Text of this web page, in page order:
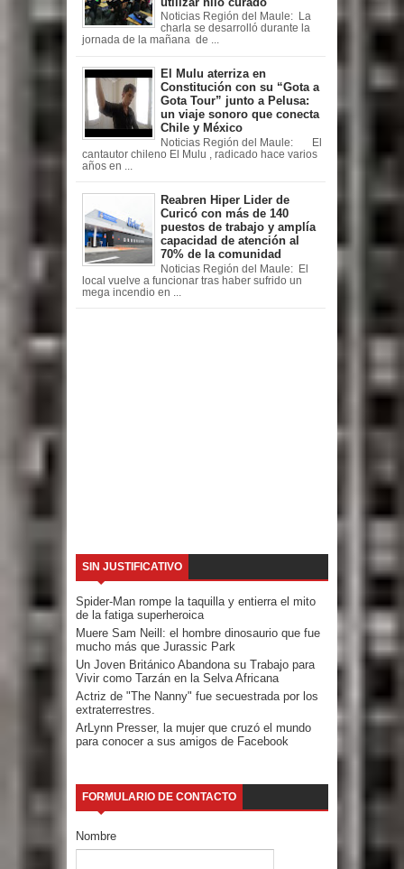
Noticias Región del Maule: La
charla se desarrolló durante la
jornada de la mañana de ...
El Mulu aterriza en
Constitución con su “Gota a
Gota Tour” junto a Pelusa:
un viaje sonoro que conecta
Chile y México
Noticias Región del Maule: El
cantautor chileno El Mulu , radicado hace varios
años en ...
Reabren Hiper Lider de
Curicó con más de 140
puestos de trabajo y amplía
capacidad de atención al
70% de la comunidad
Noticias Región del Maule: El
local vuelve a funcionar tras haber sufrido un
mega incendio en ...
SIN JUSTIFICATIVO
Spider-Man rompe la taquilla y entierra el mito
de la fatiga superheroica
Muere Sam Neill: el hombre dinosaurio que fue
mucho más que Jurassic Park
Un Joven Británico Abandona su Trabajo para
Vivir como Tarzán en la Selva Africana
Actriz de "The Nanny" fue secuestrada por los
extraterrestres.
ArLynn Presser, la mujer que cruzó el mundo
para conocer a sus amigos de Facebook
FORMULARIO DE CONTACTO
Nombre